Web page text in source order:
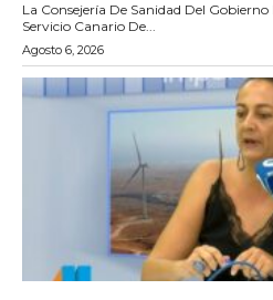
La Consejería De Sanidad Del
Servicio Canario De...
Agosto 6, 2026